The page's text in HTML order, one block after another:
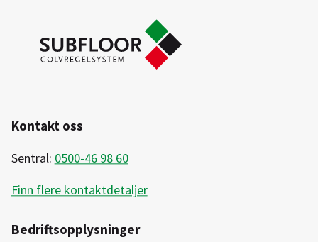
Kontakt oss
Sentral: 0500-46 98 60
Finn flere kontaktdetaljer
Bedriftsopplysninger